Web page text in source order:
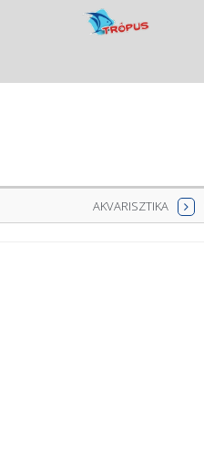
AKVARISZTIKA